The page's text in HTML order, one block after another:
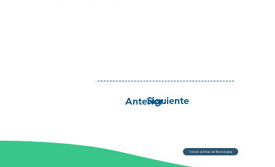
Siguiente
Anterior
Volver al Atlas de Tecnologías